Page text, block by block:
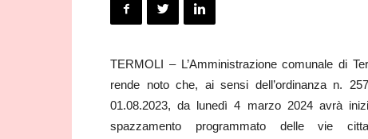
TERMOLI – L’Amministrazione comunale di
rende noto che, ai sensi dell’ordinanza n.
01.08.2023, da lunedì 4 marzo 2024 avrà
spazzamento programmato delle vie